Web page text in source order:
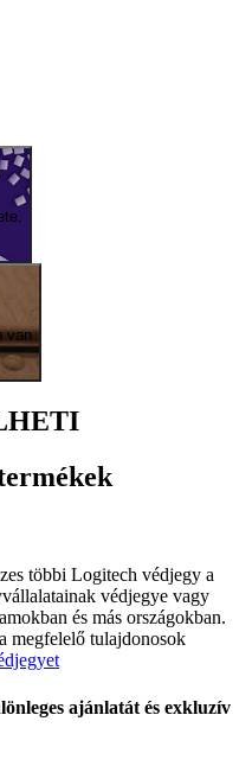
van
többi Logitech védjegy a
védjegye vagy
és más országokban.
megfelelő tulajdonosok
ajánlatát és exkluzív